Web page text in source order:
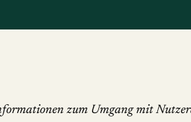
zum Umgang mit